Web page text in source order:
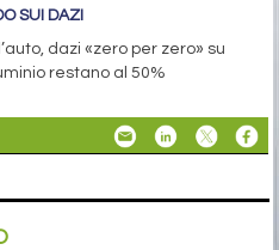
SUI DAZI
dazi «zero per zero» su
restano al 50%